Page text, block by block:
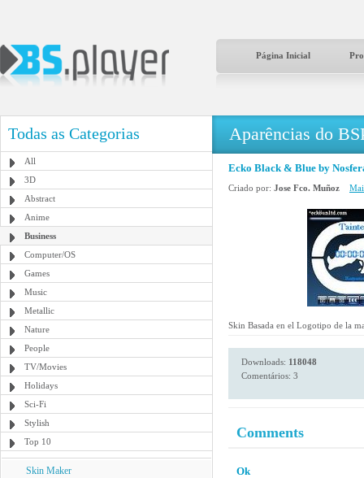
Página Inicial
Todas as Categorias
All
3D
Abstract
Anime
Business
Computer/OS
Games
Music
Metallic
Nature
People
TV/Movies
Holidays
Sci-Fi
Stylish
Top 10
Skin Maker
Aparências do
Ecko Black & Blue by
Criado por: Jose Fco. Muñoz
Skin Basada en el Logotipo de la
Downloads: 118048
Comentários: 3
Comments
Ok